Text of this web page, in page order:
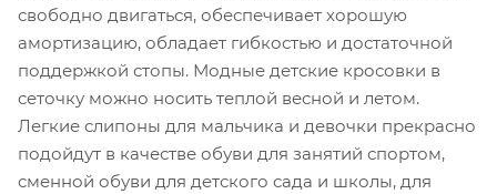
свободно двигаться, обеспечивает хорошую
амортизацию, обладает гибкостью и достаточной
поддержкой стопы. Модные детские кросовки в
сеточку можно носить теплой весной и летом.
Легкие слипоны для мальчика и девочки прекрасно
подойдут в качестве обуви для занятий спортом,
сменной обуви для детского сада и школы, для